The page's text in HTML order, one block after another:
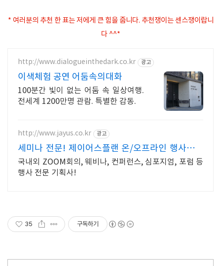
* 여러분의 추천 한 표는 저에게 큰 힘을 줍니다. 추천쟁이는 센스쟁이랍니
다 ^^*
http://www.dialogueinthedark.co.kr 광고
이색체험 공연 어둠속의대화
100분간 빛이 없는 어둠 속 일상여행.
전세계 1200만명 관람. 특별한 감동.
http://www.jayus.co.kr 광고
세미나 전문! 제이어스플랜 온/오프라인 행사기획
대행!
국내외 ZOOM회의, 웨비나, 컨퍼런스, 심포지엄, 포럼 등
행사 전문 기획사!
35 구독하기